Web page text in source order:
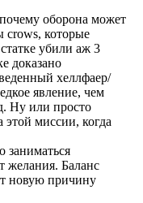
оборона может
crows, которые
убили аж 3
доказано
хеллфаер/
явление, чем
Ну или просто
этой миссии, когда
заниматься
желания. Баланс
новую причину